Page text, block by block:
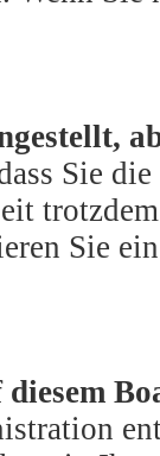
Sie
Sie
diesem